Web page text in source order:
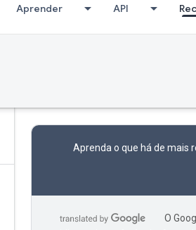
Aprender API
Aprenda o que há de mais
O